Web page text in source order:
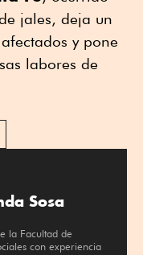
jales, deja un
y pone
labores de
Sosa
la Facultad de
con experiencia